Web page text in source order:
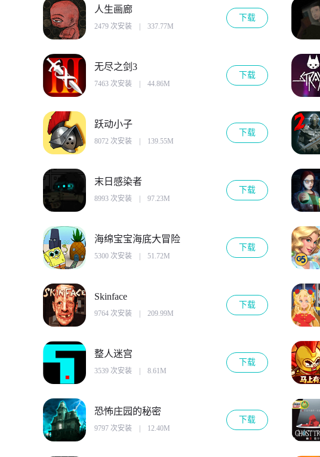
人生画廊
2479 次安装 337.77M
下载
无尽之剑3
7463 次安装 44.86M
下载
跃动小子
8072 次安装 139.55M
下载
末日感染者
8993 次安装 97.23M
下载
海绵宝宝海底大冒险
5300 次安装 51.72M
下载
Skinface
9764 次安装 209.99M
下载
整人迷宫
3539 次安装 8.61M
下载
恐怖庄园的秘密
9797 次安装 12.40M
下载